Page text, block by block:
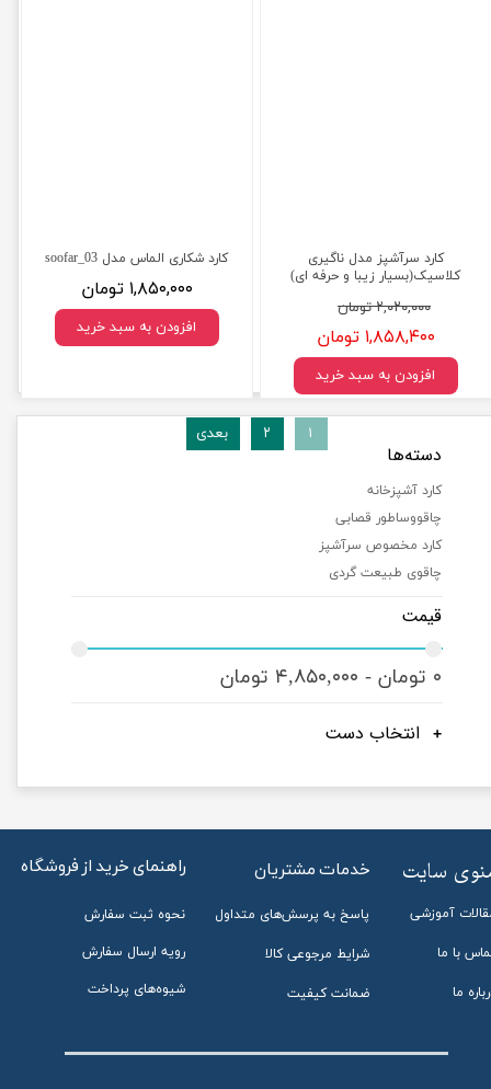
دسته‌ها
کارد آشپزخانه
چاقووساطور قصابی
کارد مخصوص سرآشپز
چاقوی طبیعت گردی
قیمت
۰ تومان - ۴,۸۵۰,۰۰۰ تومان
انتخاب دست
کارد سرآشپز مدل ناگیری
کلاسیک(بسیار زیبا و حرفه ای)
۲,۰۲۰,۰۰۰ تومان
۱,۸۵۸,۴۰۰ تومان
افزودن به سبد خرید
کارد شکاری الماس مدل soofar_03
۱,۸۵۰,۰۰۰ تومان
افزودن به سبد خرید
۱ ۲ بعدی
راهنمای خرید از فروشگاه
نحوه ثبت سفارش
رویه ارسال سفارش
شیوه‌های پرداخت
خدمات مشتریان
پاسخ به پرسش‌های متداول
شرایط مرجوعی کالا
ضمانت کیفیت
آموزشی
با ما
ما
سایت